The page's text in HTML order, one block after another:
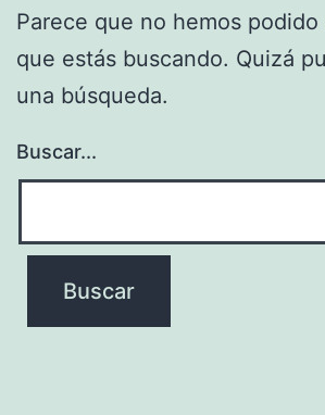
Parece que no hemos
que estás buscando. Quizá
una búsqueda.
Buscar...